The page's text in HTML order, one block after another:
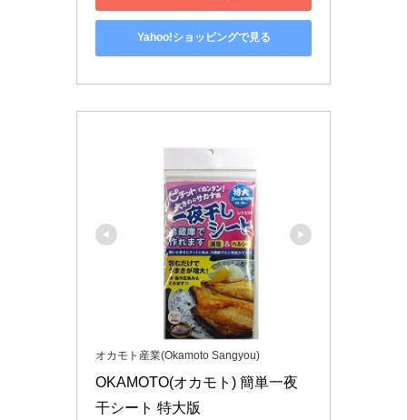
Yahoo!ショッピングで見る
オカモト産業(Okamoto Sangyou)
OKAMOTO(オカモト) 簡単一夜
干シート 特大版